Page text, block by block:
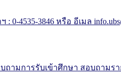
0-4535-3846 หรือ อีเมล
ถามการรับเข้าศึกษา สอบถามร